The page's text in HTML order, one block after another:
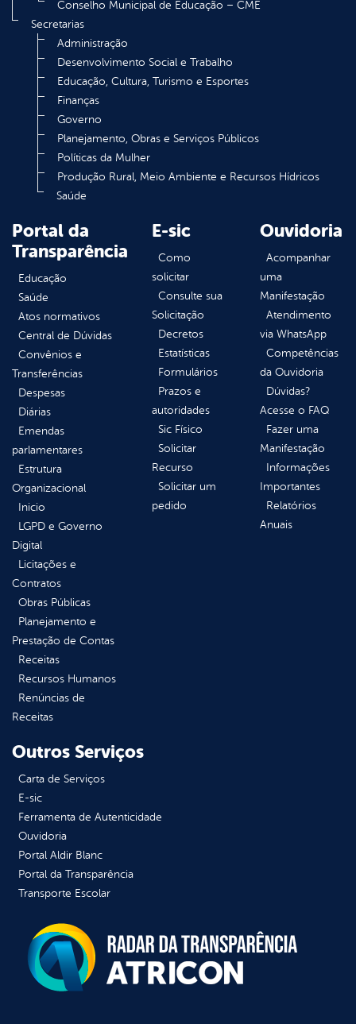
Conselho Municipal de Educação – CME
Secretarias
Administração
Desenvolvimento Social e Trabalho
Educação, Cultura, Turismo e Esportes
Finanças
Governo
Planejamento, Obras e Serviços Públicos
Políticas da Mulher
Produção Rural, Meio Ambiente e Recursos Hídricos
Saúde
Portal da
Transparência
Educação
Saúde
Atos normativos
Central de Dúvidas
Convênios e
Transferências
Despesas
Diárias
Emendas
parlamentares
Estrutura
Organizacional
Inicio
LGPD e Governo
Digital
Licitações e
Contratos
Obras Públicas
Planejamento e
Prestação de Contas
Receitas
Recursos Humanos
Renúncias de
Receitas
E-sic
Como
solicitar
Consulte sua
Solicitação
Decretos
Estatísticas
Formulários
Prazos e
autoridades
Sic Físico
Solicitar
Recurso
Solicitar um
pedido
Ouvidoria
Acompanhar
uma
Manifestação
Atendimento
via WhatsApp
Competências
da Ouvidoria
Dúvidas?
Acesse o FAQ
Fazer uma
Manifestação
Informações
Importantes
Relatórios
Anuais
Outros Serviços
Carta de Serviços
E-sic
Ferramenta de Autenticidade
Ouvidoria
Portal Aldir Blanc
Portal da Transparência
Transporte Escolar